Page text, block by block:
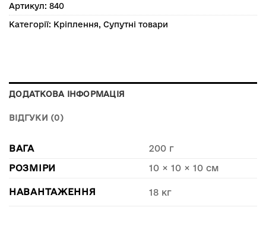
Артикул: 840
Категорії: Кріплення, Супутні товари
ДОДАТКОВА ІНФОРМАЦІЯ
ВІДГУКИ (0)
ВАГА
200 г
РОЗМІРИ
10 × 10 × 10 см
НАВАНТАЖЕННЯ 18 кг